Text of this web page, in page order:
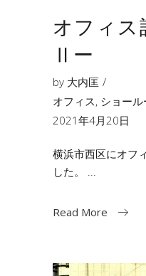
オフィス
Ⅱー
by 大内匡
オフィス, ショール
2021年4月20日
横浜市西区にオフ
した。
Read More